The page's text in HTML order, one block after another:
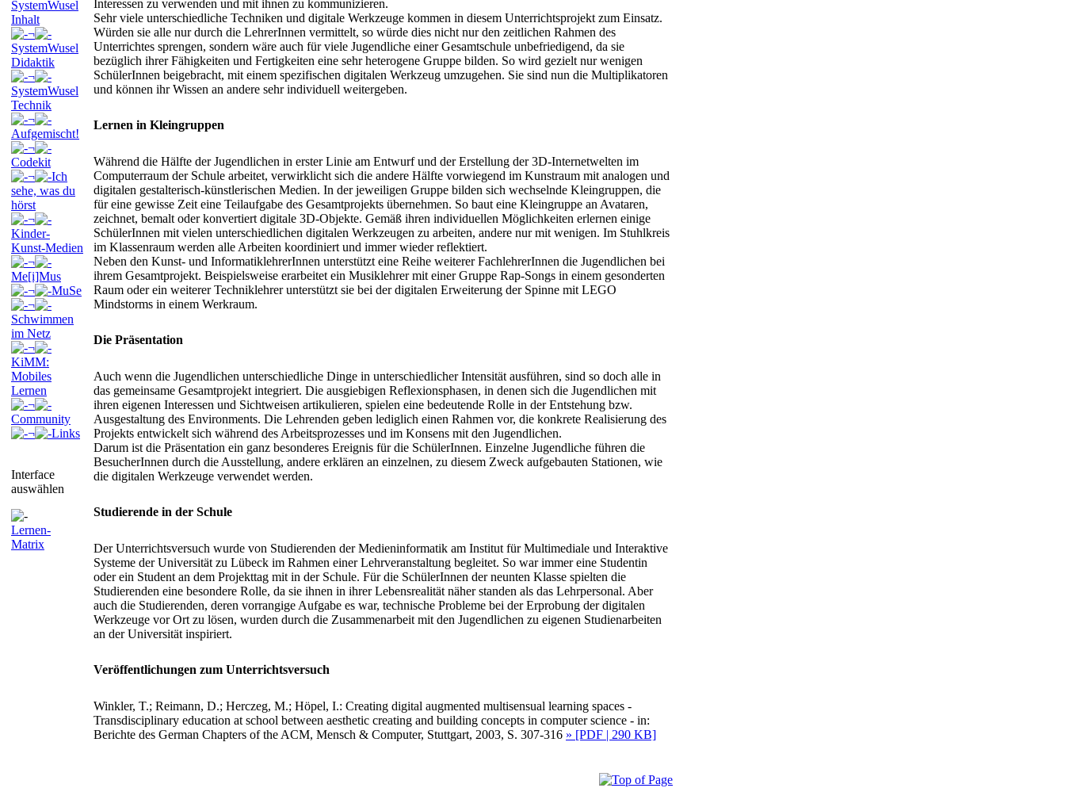
SystemWusel
Inhalt
¬
SystemWusel
Didaktik
¬
SystemWusel
Technik
¬
Aufgemischt!
¬
Codekit
¬
Ich
sehe, was du
hörst
¬
Kinder-
Kunst-Medien
¬
Me[i]Mus
¬
MuSe
¬
Schwimmen
im Netz
¬
KiMM:
Mobiles
Lernen
¬
Community
¬
Links
Interface
auswählen
Lernen-
Matrix
Interessen zu verwenden und mit ihnen zu kommunizieren.
Sehr viele unterschiedliche Techniken und digitale Werkzeuge kommen in diesem Unterrichtsprojekt zum Einsatz.
Würden sie alle nur durch die LehrerInnen vermittelt, so würde dies nicht nur den zeitlichen Rahmen des
Unterrichtes sprengen, sondern wäre auch für viele Jugendliche einer Gesamtschule unbefriedigend, da sie
bezüglich ihrer Fähigkeiten und Fertigkeiten eine sehr heterogene Gruppe bilden. So wird gezielt nur wenigen
SchülerInnen beigebracht, mit einem spezifischen digitalen Werkzeug umzugehen. Sie sind nun die Multiplikatoren
und können ihr Wissen an andere sehr individuell weitergeben.
Lernen in Kleingruppen
Während die Hälfte der Jugendlichen in erster Linie am Entwurf und der Erstellung der 3D-Internetwelten im
Computerraum der Schule arbeitet, verwirklicht sich die andere Hälfte vorwiegend im Kunstraum mit analogen und
digitalen gestalterisch-künstlerischen Medien. In der jeweiligen Gruppe bilden sich wechselnde Kleingruppen, die
für eine gewisse Zeit eine Teilaufgabe des Gesamtprojekts übernehmen. So baut eine Kleingruppe an Avataren,
zeichnet, bemalt oder konvertiert digitale 3D-Objekte. Gemäß ihren individuellen Möglichkeiten erlernen einige
SchülerInnen mit vielen unterschiedlichen digitalen Werkzeugen zu arbeiten, andere nur mit wenigen. Im Stuhlkreis
im Klassenraum werden alle Arbeiten koordiniert und immer wieder reflektiert.
Neben den Kunst- und InformatiklehrerInnen unterstützt eine Reihe weiterer FachlehrerInnen die Jugendlichen bei
ihrem Gesamtprojekt. Beispielsweise erarbeitet ein Musiklehrer mit einer Gruppe Rap-Songs in einem gesonderten
Raum oder ein weiterer Techniklehrer unterstützt sie bei der digitalen Erweiterung der Spinne mit LEGO
Mindstorms in einem Werkraum.
Die Präsentation
Auch wenn die Jugendlichen unterschiedliche Dinge in unterschiedlicher Intensität ausführen, sind so doch alle in
das gemeinsame Gesamtprojekt integriert. Die ausgiebigen Reflexionsphasen, in denen sich die Jugendlichen mit
ihren eigenen Interessen und Sichtweisen artikulieren, spielen eine bedeutende Rolle in der Entstehung bzw.
Ausgestaltung des Environments. Die Lehrenden geben lediglich einen Rahmen vor, die konkrete Realisierung des
Projekts entwickelt sich während des Arbeitsprozesses und im Konsens mit den Jugendlichen.
Darum ist die Präsentation ein ganz besonderes Ereignis für die SchülerInnen. Einzelne Jugendliche führen die
BesucherInnen durch die Ausstellung, andere erklären an einzelnen, zu diesem Zweck aufgebauten Stationen, wie
die digitalen Werkzeuge verwendet werden.
Studierende in der Schule
Der Unterrichtsversuch wurde von Studierenden der Medieninformatik am Institut für Multimediale und Interaktive
Systeme der Universität zu Lübeck im Rahmen einer Lehrveranstaltung begleitet. So war immer eine Studentin
oder ein Student an dem Projekttag mit in der Schule. Für die SchülerInnen der neunten Klasse spielten die
Studierenden eine besondere Rolle, da sie ihnen in ihrer Lebensrealität näher standen als das Lehrpersonal. Aber
auch die Studierenden, deren vorrangige Aufgabe es war, technische Probleme bei der Erprobung der digitalen
Werkzeuge vor Ort zu lösen, wurden durch die Zusammenarbeit mit den Jugendlichen zu eigenen Studienarbeiten
an der Universität inspiriert.
Veröffentlichungen zum Unterrichtsversuch
Winkler, T.; Reimann, D.; Herczeg, M.; Höpel, I.: Creating digital augmented multisensual learning spaces -
Transdisciplinary education at school between aesthetic creating and building concepts in computer science - in:
Berichte des German Chapters of the ACM, Mensch & Computer, Stuttgart, 2003, S. 307-316 » [PDF | 290 KB]